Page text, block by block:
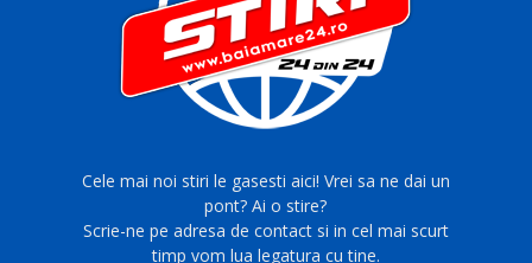
Cele mai noi stiri le gasesti aici! Vrei sa ne dai un
pont? Ai o stire?
Scrie-ne pe adresa de contact si in cel mai scurt
timp vom lua legatura cu tine.